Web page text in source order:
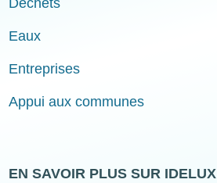
Déchets
Eaux
Entreprises
Appui aux communes
EN SAVOIR PLUS SUR IDELUX